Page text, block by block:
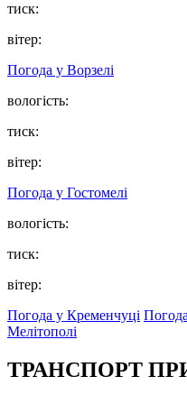
тиск:
вітер:
Погода у Ворзелі
вологість:
тиск:
вітер:
Погода у Гостомелі
вологість:
тиск:
вітер:
Погода у Кременчуці
Мелітополі
ТРАНСПОРТ